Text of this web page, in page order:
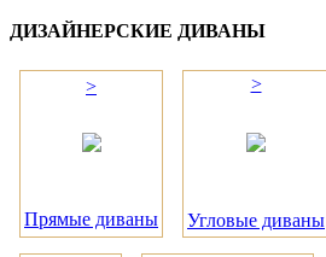
ДИЗАЙНЕРСКИЕ ДИВАНЫ
>
Прямые диваны
>
Угловые диваны